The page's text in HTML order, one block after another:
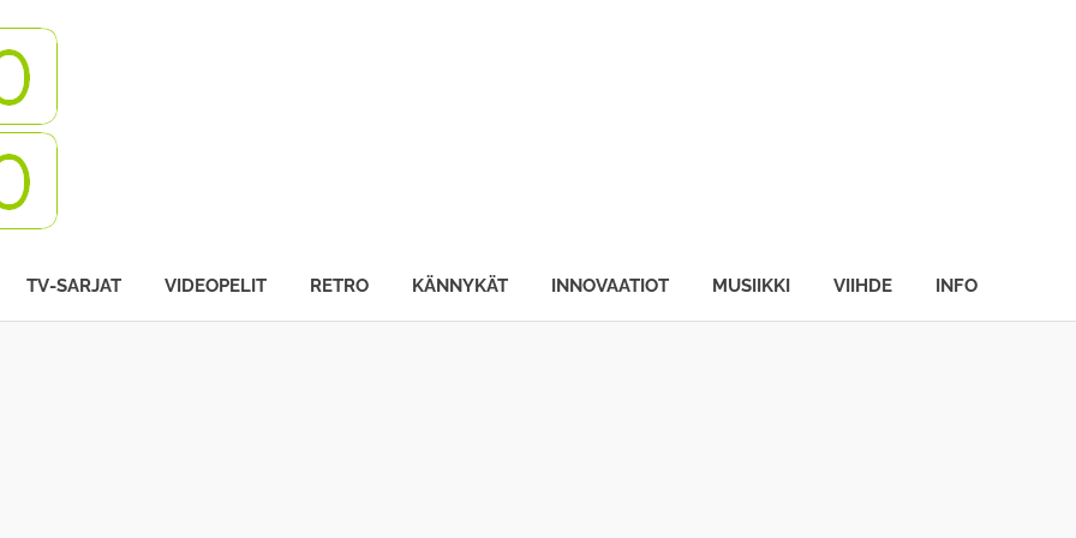
TV-SARJAT VIDEOPELIT RETRO KÄNNYKÄT INNOVAATIOT MUSIIKKI VIIHDE INFO